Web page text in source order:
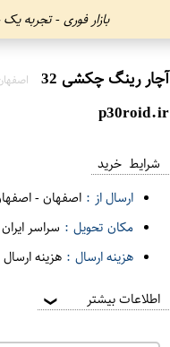
بازار فوری - تجربه
آچار رینگ چکشی 32
p30roid.ir
شرایط خرید
ارسال از : اصفهان-
مکان تحویل : سراسر
هزینه ارسال : هزینه
اطلاعات بیشتر ❯